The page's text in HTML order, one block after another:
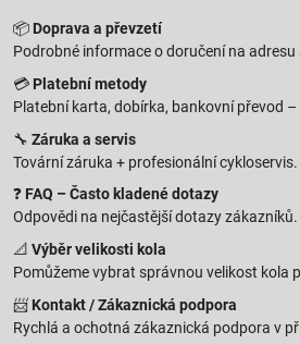
📦 Doprava a převzetí
Podrobné informace o doručení na
💳 Platební metody
Platební karta, dobírka, bankovní převod
🔧 Záruka a servis
Tovární záruka + profesionální cykloservis.
❓ FAQ – Často kladené dotazy
Odpovědi na nejčastější dotazy zákazníků.
📐 Výběr velikosti kola
Pomůžeme vybrat správnou velikost kola
📨 Kontakt / Zákaznická podpora
Rychlá a ochotná zákaznická podpora v